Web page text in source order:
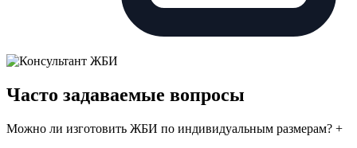
Часто задаваемые вопросы
Можно ли изготовить ЖБИ по индивидуальным размерам? +